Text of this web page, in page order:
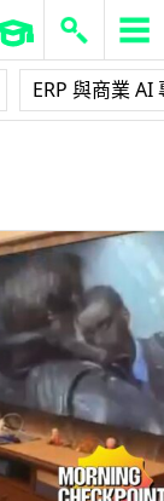
ERP 與商業 AI